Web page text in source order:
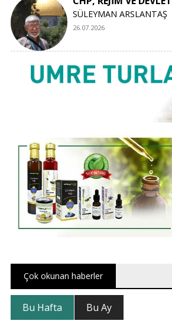
SÜLEYMAN ARSLANTAŞ
26.07.2026
Çok okunan haberler
Bu Hafta Bu Ay